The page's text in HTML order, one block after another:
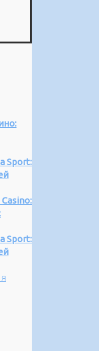
Sport:
Sport: